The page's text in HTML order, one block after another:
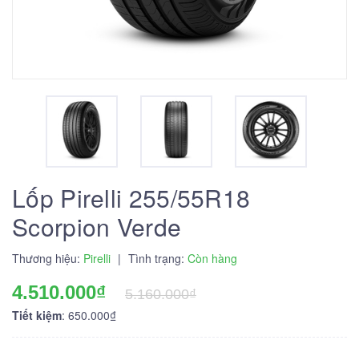
Lốp Pirelli 255/55R18
Scorpion Verde
Thương hiệu: Pirelli | Tình trạng: Còn hàng
4.510.000₫
5.160.000₫
Tiết kiệm: 650.000₫